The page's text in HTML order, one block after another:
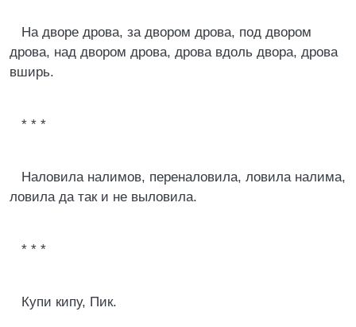
На дворе дрова, за двором дрова, под двором
дрова, над двором дрова, дрова вдоль двора, дрова
вширь.
* * *
Наловила налимов, переналовила, ловила налима,
ловила да так и не выловила.
* * *
Купи кипу, Пик.